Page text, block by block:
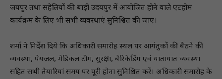
जयपुर तथा सहेलियों की बाड़ी उदयपुर में आयोजित होने वाले एटहोम
कार्यक्रम के लिए भी सभी व्यवस्थाएं सुनिश्चित की जाए।
शर्मा ने निर्देश दिये कि अधिकारी समारोह स्थल पर आगंतुकों की बैठने की
व्यवस्था, पेयजल, मेडिकल टीम, सुरक्षा, बैरिकेडिंग एवं यातायात व्यवस्था
सहित सभी तैयारियां समय पर पूरी होना सुनिश्चित करें। अधिकारी समारोह के